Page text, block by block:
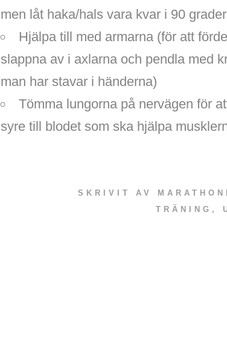
men låt haka/hals vara kvar i 90 grader
Hjälpa till med armarna (för att
slappna av i axlarna och pendla med
man har stavar i händerna)
Tömma lungorna på nervägen för
syre till blodet som ska hjälpa
SKRIVIT AV
TRÄNING ,